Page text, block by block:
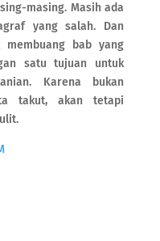
masing. Masih ada
yang salah. Dan
membuang bab yang
satu tujuan untuk
Karena bukan
takut, akan tetapi